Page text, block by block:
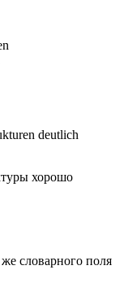
deutlich
хорошо
словарного поля